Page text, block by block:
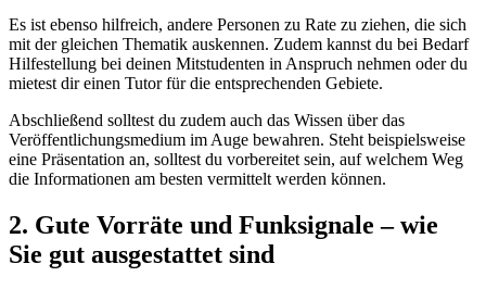
Es ist ebenso hilfreich, andere Personen zu Rate zu ziehen, die sich
mit der gleichen Thematik auskennen. Zudem kannst du bei Bedarf
Hilfestellung bei deinen Mitstudenten in Anspruch nehmen oder du
mietest dir einen Tutor für die entsprechenden Gebiete.
Abschließend solltest du zudem auch das Wissen über das
Veröffentlichungsmedium im Auge bewahren. Steht beispielsweise
eine Präsentation an, solltest du vorbereitet sein, auf welchem Weg
die Informationen am besten vermittelt werden können.
2. Gute Vorräte und Funksignale – wie
Sie gut ausgestattet sind